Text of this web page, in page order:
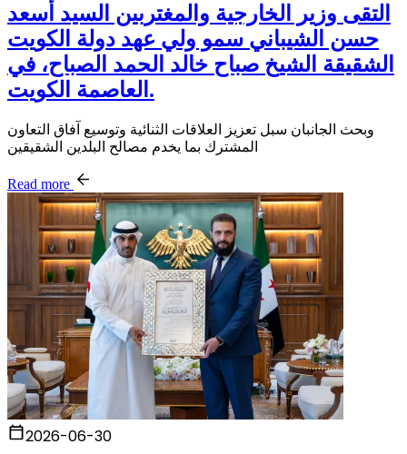
التقى وزير الخارجية والمغتربين السيد أسعد
حسن الشيباني سمو ولي عهد دولة الكويت
الشقيقة الشيخ صباح خالد الحمد الصباح، في
العاصمة الكويت.
وبحث الجانبان سبل تعزيز العلاقات الثنائية وتوسيع آفاق التعاون
المشترك بما يخدم مصالح البلدين الشقيقين
Read more
2026-06-30